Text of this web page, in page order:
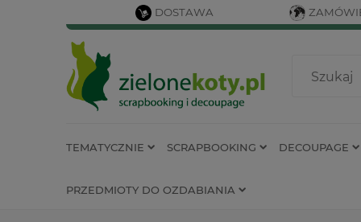
DOSTAWA
TEMATYCZNIE SCRAPBOOKING DECOUPAGE
PRZEDMIOTY DO OZDABIANIA